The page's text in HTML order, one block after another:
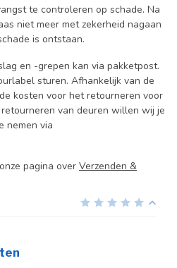
te controleren op schade. Na
niet meer met zekerheid nagaan
is ontstaan.
en -grepen kan via pakketpost.
sturen. Afhankelijk van de
kosten voor het retourneren voor
van deuren willen wij je
nemen via
pagina over Verzenden &